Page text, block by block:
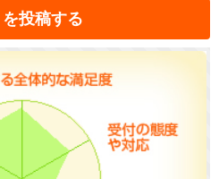
投稿する